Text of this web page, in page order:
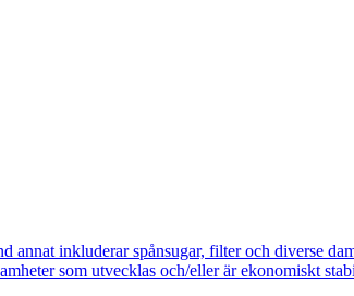
inkluderar spånsugar, filter och diverse
som utvecklas och/eller är ekonomiskt